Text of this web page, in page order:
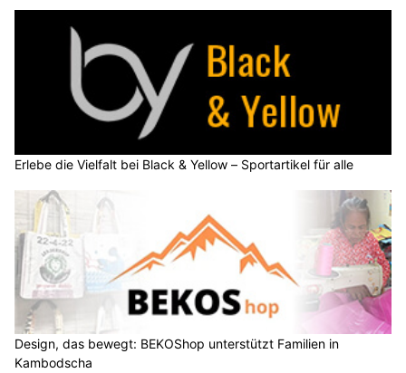
Erlebe die Vielfalt bei Black & Yellow – Sportartikel für alle
Design, das bewegt: BEKOShop unterstützt Familien in
Kambodscha